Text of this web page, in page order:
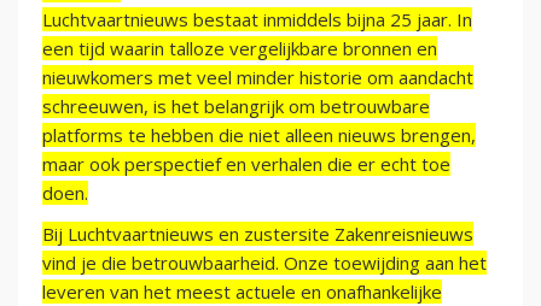
Luchtvaartnieuws bestaat inmiddels bijna 25 jaar. In
een tijd waarin talloze vergelijkbare bronnen en
nieuwkomers met veel minder historie om aandacht
schreeuwen, is het belangrijk om betrouwbare
platforms te hebben die niet alleen nieuws brengen,
maar ook perspectief en verhalen die er echt toe
doen.
Bij Luchtvaartnieuws en zustersite Zakenreisnieuws
vind je die betrouwbaarheid. Onze toewijding aan het
leveren van het meest actuele en onafhankelijke